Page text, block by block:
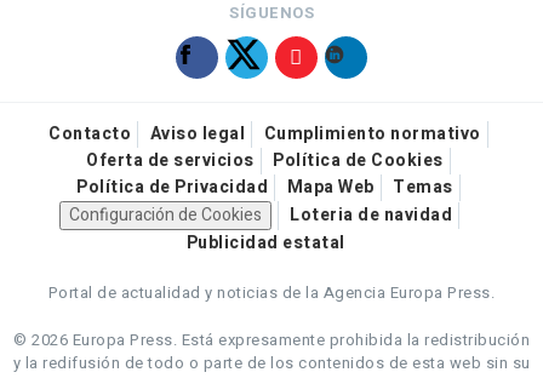
SÍGUENOS
Contacto Aviso legal
Cumplimiento normativo
Oferta de servicios
Política de Cookies
Política de Privacidad
Mapa Web
Temas
Configuración de Cookies
Loteria de navidad
Publicidad estatal
Portal de actualidad y noticias de la Agencia Europa Press.
© 2026 Europa Press. Está expresamente prohibida la redistribución
y la redifusión de todo o parte de los contenidos de esta web sin su